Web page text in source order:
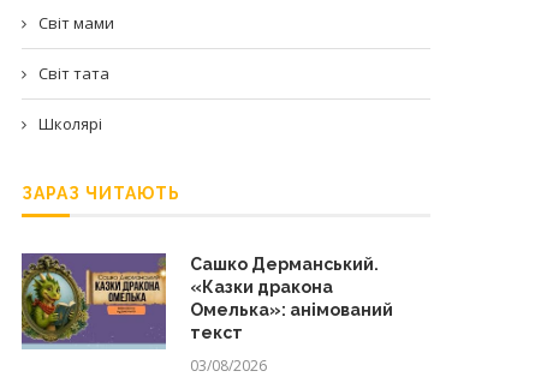
Світ мами
Світ тата
Школярі
ЗАРАЗ ЧИТАЮТЬ
Сашко Дерманський.
«Казки дракона
Омелька»: анімований
текст
03/08/2026